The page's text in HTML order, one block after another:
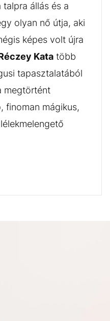
állás és a
olyan nő útja, aki
képes volt újra
Kata több
tapasztalatából
megtörtént
finoman mágikus,